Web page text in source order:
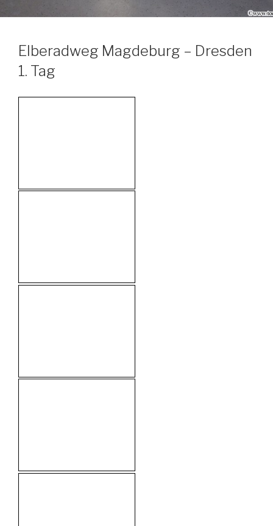
Elberadweg Magdeburg – Dresden
1. Tag